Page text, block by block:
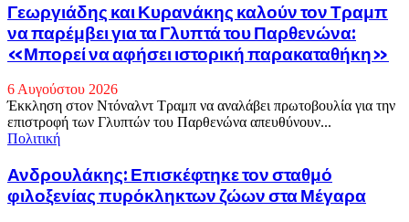
Γεωργιάδης και Κυρανάκης καλούν τον Τραμπ
να παρέμβει για τα Γλυπτά του Παρθενώνα:
«Μπορεί να αφήσει ιστορική παρακαταθήκη»
6 Αυγούστου 2026
Έκκληση στον Ντόναλντ Τραμπ να αναλάβει πρωτοβουλία για την
επιστροφή των Γλυπτών του Παρθενώνα απευθύνουν...
Πολιτική
Ανδρουλάκης: Επισκέφτηκε τον σταθμό
φιλοξενίας πυρόκληκτων ζώων στα Μέγαρα